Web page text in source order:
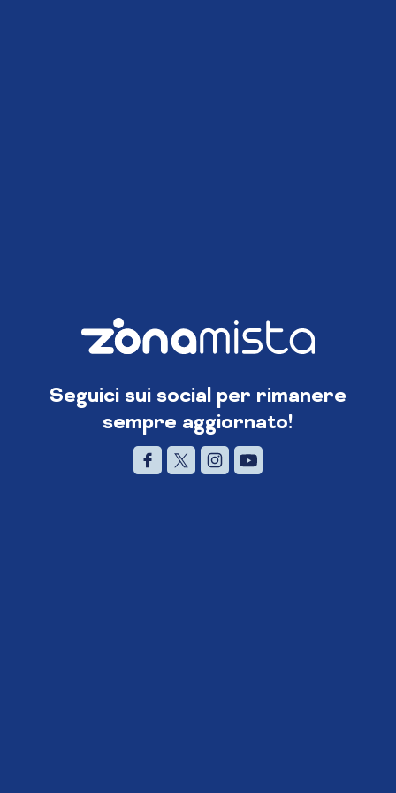
Seguici sui social per rimanere
sempre aggiornato!